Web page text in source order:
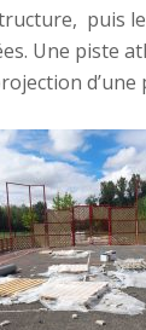
puis
Une piste